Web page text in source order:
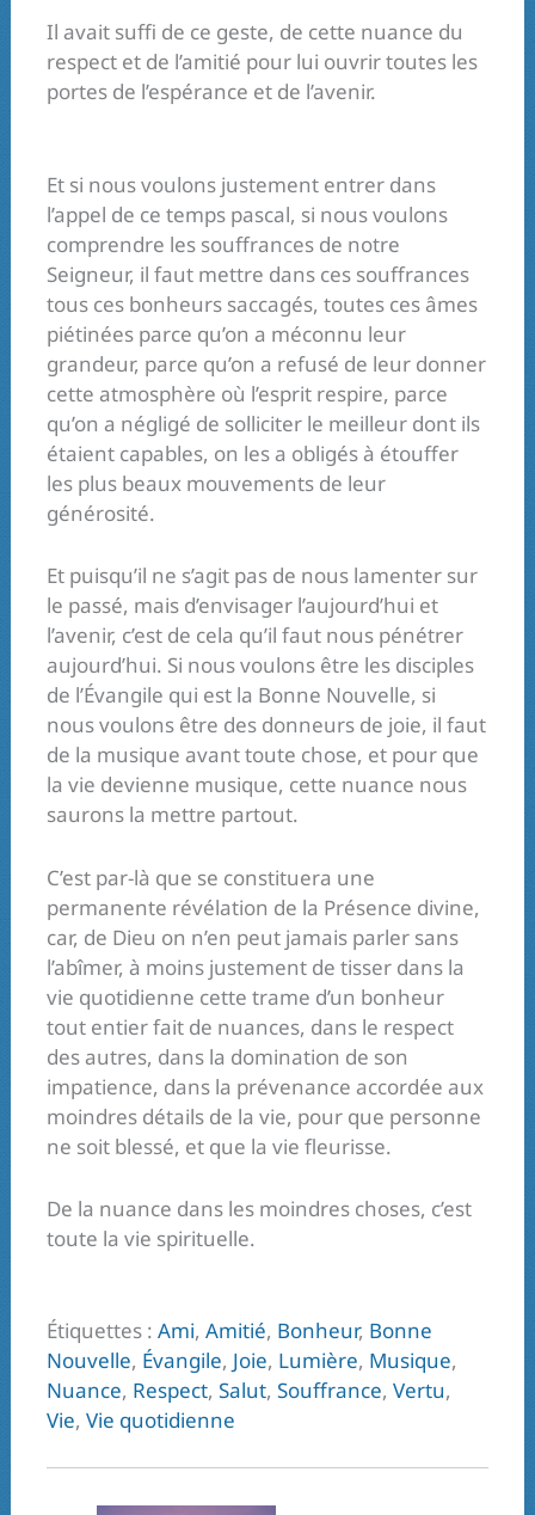
Il avait suffi de ce geste, de cette nuance du
respect et de l’amitié pour lui ouvrir toutes les
portes de l’espérance et de l’avenir.
Et si nous voulons justement entrer dans
l’appel de ce temps pascal, si nous voulons
comprendre les souffrances de notre
Seigneur, il faut mettre dans ces souffrances
tous ces bonheurs saccagés, toutes ces âmes
piétinées parce qu’on a méconnu leur
grandeur, parce qu’on a refusé de leur donner
cette atmosphère où l’esprit respire, parce
qu’on a négligé de solliciter le meilleur dont ils
étaient capables, on les a obligés à étouffer
les plus beaux mouvements de leur
générosité.
Et puisqu’il ne s’agit pas de nous lamenter sur
le passé, mais d’envisager l’aujourd’hui et
l’avenir, c’est de cela qu’il faut nous pénétrer
aujourd’hui. Si nous voulons être les disciples
de l’Évangile qui est la Bonne Nouvelle, si
nous voulons être des donneurs de joie, il faut
de la musique avant toute chose, et pour que
la vie devienne musique, cette nuance nous
saurons la mettre partout.
C’est par-là que se constituera une
permanente révélation de la Présence divine,
car, de Dieu on n’en peut jamais parler sans
l’abîmer, à moins justement de tisser dans la
vie quotidienne cette trame d’un bonheur
tout entier fait de nuances, dans le respect
des autres, dans la domination de son
impatience, dans la prévenance accordée aux
moindres détails de la vie, pour que personne
ne soit blessé, et que la vie fleurisse.
De la nuance dans les moindres choses, c’est
toute la vie spirituelle.
Étiquettes :Ami,Amitié, Bonheur, Bonne
Nouvelle, Évangile, Joie, Lumière, Musique,
Nuance, Respect,Salut,Souffrance,Vertu,
Vie,Vie quotidienne